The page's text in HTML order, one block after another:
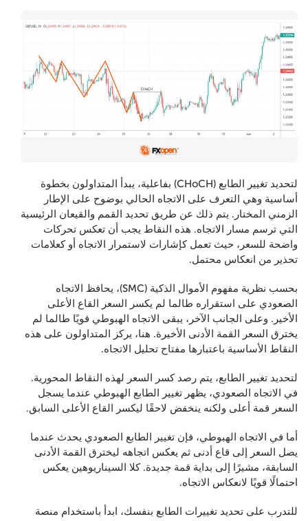
لتحديد تغيير الطابع (CHoCH) بفاعلية، يبدأ المتداولون بخطوة
أساسية وهي التعرف على الاتجاه الحالي بوضوح على الإطار
الزمني المختار. يتم ذلك عن طريق تحديد القمم والقيعان الرئيسية
التي ترسم مسار الاتجاه. هذه النقاط يجب أن تعكس تحركات
واضحة للسعر، حيث تعمل كإشارات لاستمرار الاتجاه أو كعلامات
تحذير من انعكاس محتمل.
بحسب نظرية مفهوم الأموال الذكية (SMC)، يحافظ الاتجاه
الصعودي على استقراره طالما لم يكسر السعر القاع الأعلى
الأخير. وعلى الجانب الآخر، يبقى الاتجاه الهبوطي قويًا طالما لم
يخترق السعر القمة الأدنى الأخيرة. هنا، يركز المتداولون على هذه
النقاط الأساسية باعتبارها مفتاح تحليل الاتجاه.
لتحديد تغيير الطابع، يتم رصد كسر السعر لهذه النقاط المحورية.
في الاتجاه الصعودي، يظهر تغيير الطابع الهبوطي عندما يسجل
السعر قمة أعلى ولكنه ينخفض لاحقًا ليكسر القاع الأعلى السابق.
أما في الاتجاه الهبوطي، فإن تغيير الطابع الصعودي يحدث عندما
يصل السعر إلى قاع أدنى ثم يعكس اتجاهه ليخترق القمة الأدنى
السابقة، مشيرًا إلى بداية قمة جديدة. كلا السيناريوهين يعكس
احتمالًا قويًا لانعكاس الاتجاه.
للتدرب على تحديد تغييرات الطابع بنفسك، ابدأ باستخدام منصة